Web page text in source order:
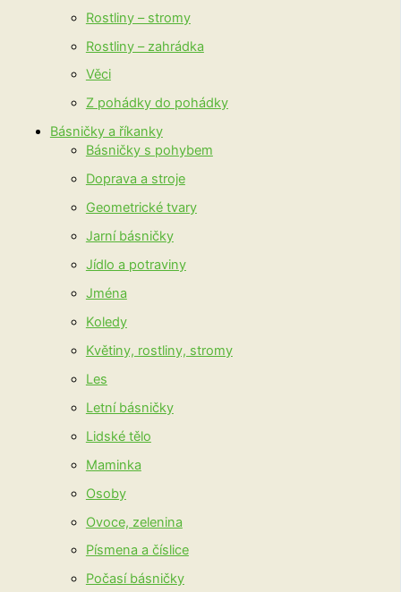
Rostliny – stromy
Rostliny – zahrádka
Věci
Z pohádky do pohádky
Básničky a říkanky
Básničky s pohybem
Doprava a stroje
Geometrické tvary
Jarní básničky
Jídlo a potraviny
Jména
Koledy
Květiny, rostliny, stromy
Les
Letní básničky
Lidské tělo
Maminka
Osoby
Ovoce, zelenina
Písmena a číslice
Počasí básničky